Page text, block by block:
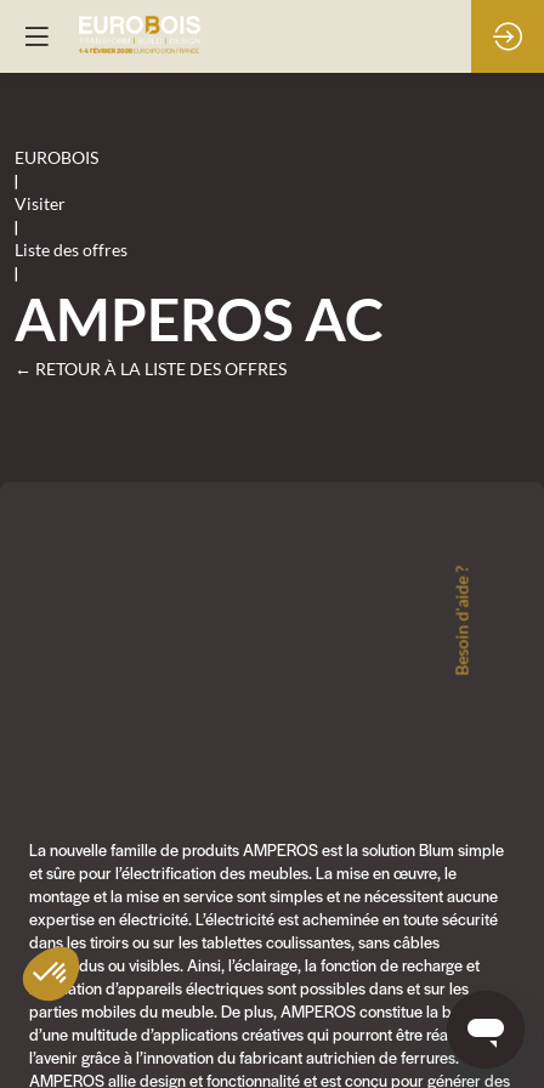
EUROBOIS
|
Visiter
|
Liste des offres
|
AMPEROS AC
← RETOUR À LA LISTE DES OFFRES
La nouvelle famille de produits AMPEROS est la solution Blum simple
et sûre pour l’électrification des meubles. La mise en œuvre, le
montage et la mise en service sont simples et ne nécessitent aucune
expertise en électricité. L’électricité est acheminée en toute sécurité
dans les tiroirs ou sur les tablettes coulissantes, sans câbles
suspendus ou visibles. Ainsi, l’éclairage, la fonction de recharge et
l’utilisation d’appareils électriques sont possibles dans et sur les
parties mobiles du meuble. De plus, AMPEROS constitue la base
d’une multitude d’applications créatives qui pourront être réalisées à
l’avenir grâce à l’innovation du fabricant autrichien de ferrures.
AMPEROS allie design et fonctionnalité et est conçu pour générer des
Besoin d'aide ?